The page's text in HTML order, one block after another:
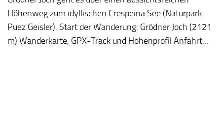
Höhenweg zum idyllischen Crespeina See (Naturpark
Puez Geisler). Start der Wanderung: Grödner Joch (2121
m) Wanderkarte, GPX-Track und Höhenprofil Anfahrt...